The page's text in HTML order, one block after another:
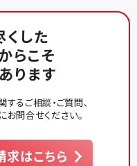
した
らこそ
ります
るご相談・ご質問、
問合せください。
求はこちら